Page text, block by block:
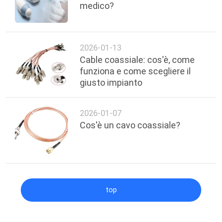
medico?
2026-01-13
Cable coassiale: cos'è, come
funziona e come scegliere il
giusto impianto
2026-01-07
Cos'è un cavo coassiale?
top